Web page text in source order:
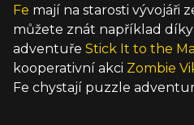
Fe mají na starosti vývojáři
můžete znát například
adventuře Stick It to the
kooperativní akci Zombie
Fe chystají puzzle